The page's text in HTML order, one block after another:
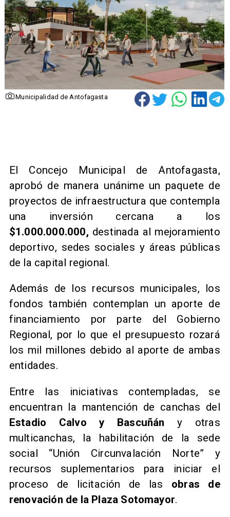
Municipalidad de Antofagasta
​El Concejo Municipal de Antofagasta,
aprobó de manera unánime un paquete de
proyectos de infraestructura que contempla
una inversión cercana a los
$1.000.000.000, destinada al mejoramiento
deportivo, sedes sociales y áreas públicas
de la capital regional.
Además de los recursos municipales, los
fondos también contemplan un aporte de
financiamiento por parte del Gobierno
Regional, por lo que el presupuesto rozará
los mil millones debido al aporte de ambas
entidades.
Entre las iniciativas contempladas, se
encuentran la mantención de canchas del
Estadio Calvo y Bascuñány otras
multicanchas, la habilitación de la sede
social “Unión Circunvalación Norte” y
recursos suplementarios para iniciar el
proceso de licitación de las obras de
renovación de la Plaza Sotomayor.